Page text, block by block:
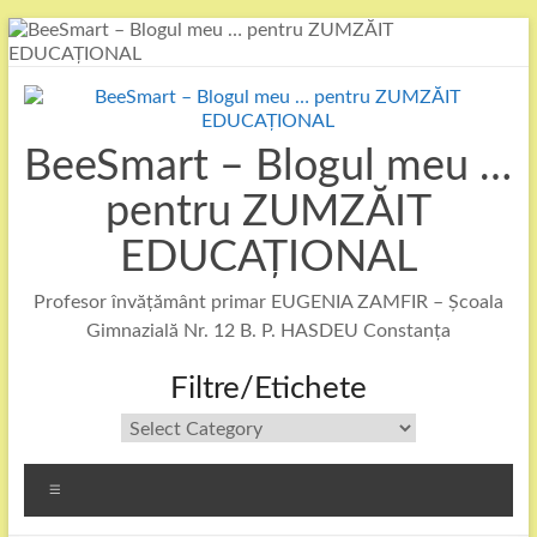
Skip
to
BeeSmart – Blogul meu …
pentru ZUMZĂIT
EDUCAȚIONAL
Profesor învățământ primar EUGENIA ZAMFIR – Școala
Gimnazială Nr. 12 B. P. HASDEU Constanța
Filtre/Etichete
Filtre/Etichete